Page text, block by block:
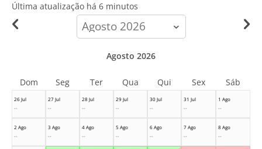
Última atualização há 6 minutos
calendar-
month
26 Jul
--
27 Jul
--
28 Jul
--
29 Jul
--
30 Jul
--
31 Jul
--
1 Ago
--
2 Ago
--
3 Ago
--
4 Ago
--
5 Ago
--
6 Ago
--
7 Ago
--
8 Ago
--
Agosto 2026
Dom Seg Ter Qua Qui Sex Sáb